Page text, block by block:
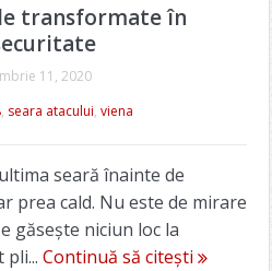
transformate în
11, 2020
, seara atacului, viena
seară înainte de
prea cald. Nu este de mirare
găsește niciun loc la
Continuă să citești